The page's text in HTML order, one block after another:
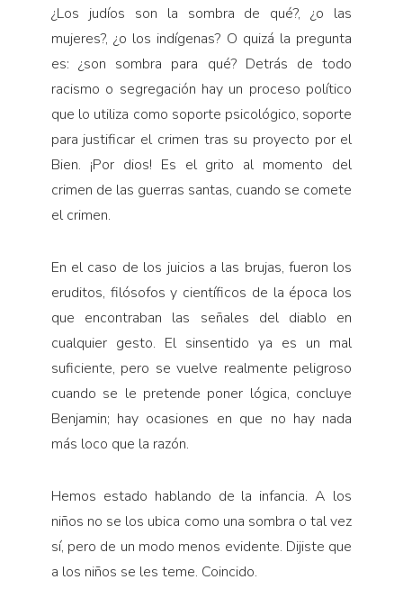
¿Los judíos son la sombra de qué?, ¿o las
mujeres?, ¿o los in­dígenas? O quizá la pregunta
es: ¿son sombra para qué? Detrás de todo
racismo o segregación hay un proceso político
que lo utiliza como soporte psicológico, soporte
para justificar el crimen tras su proyecto por el
Bien. ¡Por dios! Es el grito al momento del
crimen de las guerras santas, cuando se comete
el crimen.
En el caso de los juicios a las brujas, fueron los
eruditos, filó­sofos y científicos de la época los
que encontraban las señales del diablo en
cualquier gesto. El sinsentido ya es un mal
suficiente, pero se vuelve realmente peligroso
cuando se le pretende poner lógica, concluye
Benjamin; hay ocasiones en que no hay nada
más loco que la razón.
Hemos estado hablando de la infancia. A los
niños no se los ubica como una sombra o tal vez
sí, pero de un modo menos evi­dente. Dijiste que
a los niños se les teme. Coincido.